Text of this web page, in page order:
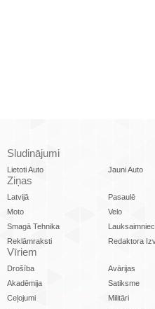
Sludinājumi
Lietoti Auto Jauni Auto
Ziņas
Latvijā Pasaulē
Moto
Velo
Smagā Tehnika
Reklāmraksti
Redaktora
Vīriem
Drošība Avārijas
Akadēmija
Satiksme
Ceļojumi
Militāri